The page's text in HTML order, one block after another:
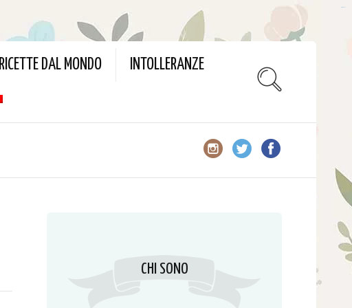
RICETTE DAL MONDO INTOLLERANZE
CHI SONO